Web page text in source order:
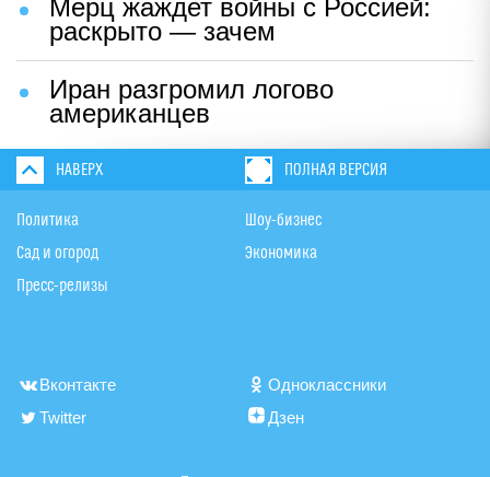
Мерц жаждет войны с Россией:
раскрыто — зачем
Иран разгромил логово
американцев
НАВЕРХ ПОЛНАЯ ВЕРСИЯ
Политика
Сад и огород
Пресс-релизы
Шоу-бизнес
Экономика
Вконтакте
Одноклассники
Twitter
Дзен